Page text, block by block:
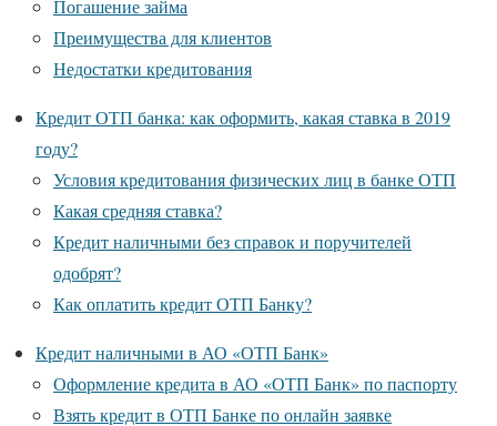
Погашение займа
Преимущества для клиентов
Недостатки кредитования
Кредит ОТП банка: как оформить, какая ставка в 2019
году?
Условия кредитования физических лиц в банке ОТП
Какая средняя ставка?
Кредит наличными без справок и поручителей
одобрят?
Как оплатить кредит ОТП Банку?
Кредит наличными в АО «ОТП Банк»
Оформление кредита в АО «ОТП Банк» по паспорту
Взять кредит в ОТП Банке по онлайн заявке